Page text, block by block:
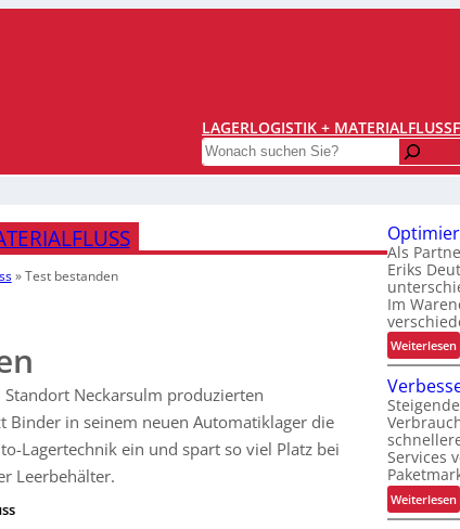
LAGERLOGISTIK + MATERIALFLUSS
Search
»Test bestanden
Standort Neckarsulm produzierten
Binder in seinem neuen Automatiklager die
Lagertechnik ein und spart so viel Platz bei
Leerbehälter.
Als
Eriks
Im
Weiterlesen:
t
i
i
e
r
Services
Weiterlesen: